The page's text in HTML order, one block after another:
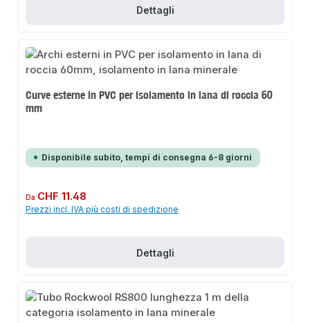
Dettagli
Curve esterne in PVC per isolamento in lana di roccia 60
mm
Disponibile subito, tempi di consegna 6-8 giorni
Prezzo normale:
Da CHF 11.48
Prezzi incl. IVA più costi di spedizione
Dettagli